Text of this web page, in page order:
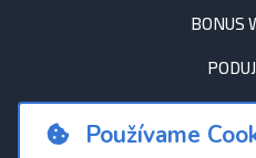
BONUS
Používame